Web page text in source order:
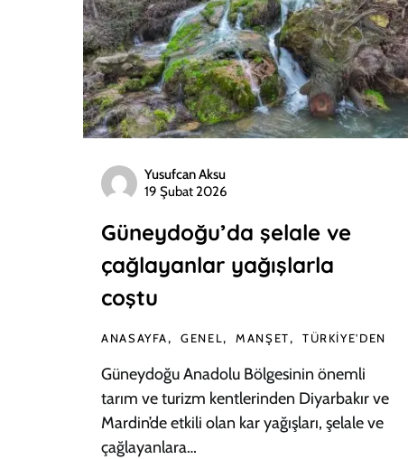
Yusufcan Aksu
19 Şubat 2026
Güneydoğu’da şelale ve
çağlayanlar yağışlarla
coştu
ANASAYFA GENEL MANŞET TÜRKIYE'DEN
Güneydoğu Anadolu Bölgesinin önemli
tarım ve turizm kentlerinden Diyarbakır ve
Mardin’de etkili olan kar yağışları, şelale ve
çağlayanlara…